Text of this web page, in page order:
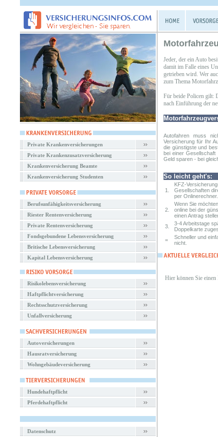
Private Krankenversicherungen
Private Krankenzusatzversicherung
Krankenversicherung Beamte
Krankenversicherung Studenten
Berufsunfähigkeitsversicherung
Riester Rentenversicherung
Private Rentenversicherung
Fondsgebundene Lebensversicherung
Britische Lebensversicherung
Kapital Lebensversicherung
Risikolebensversicherung
Haftpflichtversicherung
Rechtsschutzversicherung
Unfallversicherung
Autoversicherungen
Hausratversicherung
Wohngebäudeversicherung
Hundehaftpflicht
Pferdehaftpflicht
Datenschutz
Jeder, der ein Auto
damit im Falle eines
getrieben wird. Wer
zum Thema
Für beide Policen gilt:
nach Einführung der
Autofahren muss
Versicherung für Ihr
die günstigste und
bei einer
Geld sparen - bei
So leicht geht's:
1.
KFZ-
Gesellschaften
per Onlinerechner.
2.
Wenn Sie
online bei der
einen Antrag
3.
3-4 Arbeitstage
Doppelkarte
=
Schneller und
nicht.
Hier können Sie